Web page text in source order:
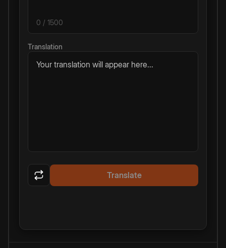
0 / 1500
Translation
Your translation will appear here...
Translate